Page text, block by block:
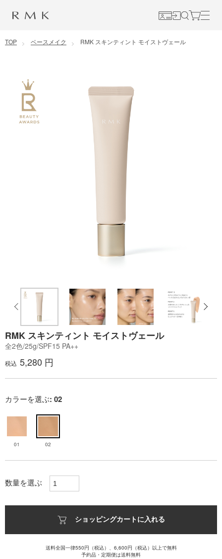
コンテンツに移動
TOP ベースメイク RMK スキンティント モイストヴェール
RMK スキンティント モイストヴェール
全2色/25g/SPF15 PA++
税込 5,280 円
カラーを選ぶ: 02
01 02
数量を選ぶ
ショッピングカートに入れる
送料全国一律550円（税込）、6,600円（税込）以上で無料
予約品・定期便は送料無料